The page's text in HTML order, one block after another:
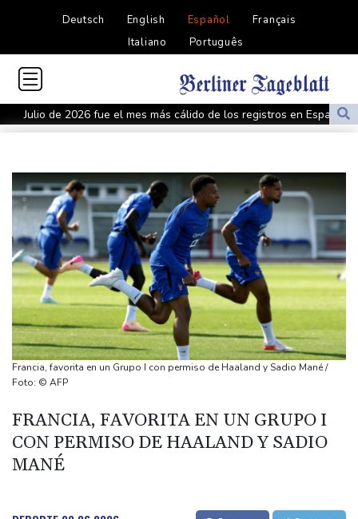
Deutsch English Español
Français
Italiano
Português
Julio de 2026 fue el mes más cálido de los registros en España,
empatado con el de 2022
"cambio de percepción" hacia EEUU
Un julio de calor récord en regiones donde viven 900 millones de
personas (análisis AFP)
Arrancó el juicio por el asesinato del rapero Tupac Shakur, 30
años después
Grecia lucha contra un nuevo incendio cerca de Atenas avivado
por fuertes vientos
Tribunal ruso prohíbe al único partido antiguerra participar en
elecciones parlamentarias
Innes FitzGerald, "la Greta Thunberg del atletismo", altavoz en el
Una muñeca sexual es "confundida" con una víctima de
asesinato en Australia
Una ONG denuncia el secuestro de un jefe indígena en
Francia, favorita en un Grupo I con permiso de Haaland y Sadio Mané /
Foto: © AFP
FRANCIA, FAVORITA EN UN GRUPO I
CON PERMISO DE HAALAND Y SADIO
MANÉ